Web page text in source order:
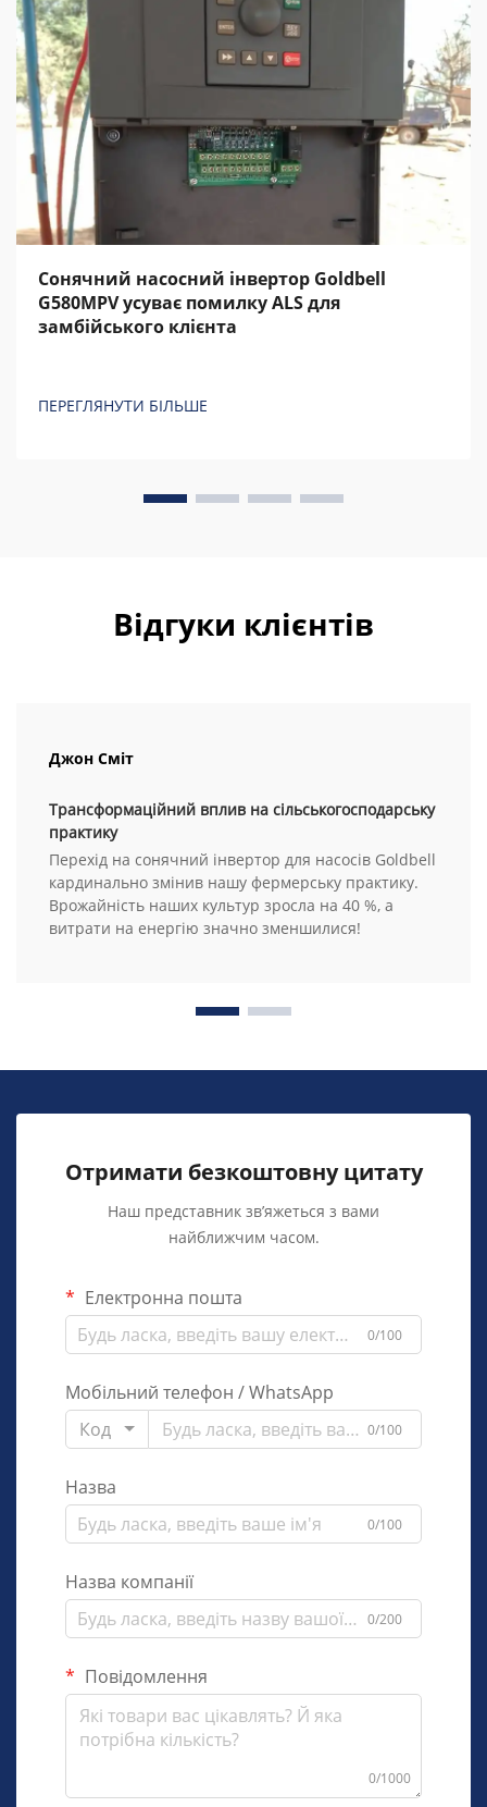
Сонячний насосний інвертор Goldbell
G580MPV усуває помилку ALS для
замбійського клієнта
ПЕРЕГЛЯНУТИ БІЛЬШЕ
Відгуки клієнтів
Джон Сміт
Трансформаційний вплив на сільськогосподарську
практику
Перехід на сонячний інвертор для насосів Goldbell
кардинально змінив нашу фермерську практику.
Врожайність наших культур зросла на 40 %, а
витрати на енергію значно зменшилися!
Отримати безкоштовну цитату
Наш представник зв’яжеться з вами
найближчим часом.
Електронна пошта
0/100
Мобільний телефон / WhatsApp
Код
0/100
Назва
0/100
Назва компанії
0/200
Повідомлення
0/1000